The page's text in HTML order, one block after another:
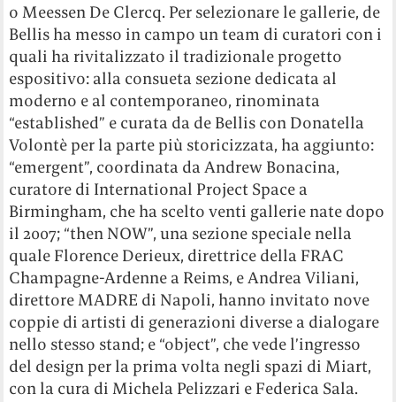
o Meessen De Clercq. Per selezionare le gallerie, de
Bellis ha messo in campo un team di curatori con i
quali ha rivitalizzato il tradizionale progetto
espositivo: alla consueta sezione dedicata al
moderno e al contemporaneo, rinominata
“established” e curata da de Bellis con Donatella
Volontè per la parte più storicizzata, ha aggiunto:
“emergent”, coordinata da Andrew Bonacina,
curatore di International Project Space a
Birmingham, che ha scelto venti gallerie nate dopo
il 2007; “then NOW”, una sezione speciale nella
quale Florence Derieux, direttrice della FRAC
Champagne-Ardenne a Reims, e Andrea Viliani,
direttore MADRE di Napoli, hanno invitato nove
coppie di artisti di generazioni diverse a dialogare
nello stesso stand; e “object”, che vede l’ingresso
del design per la prima volta negli spazi di Miart,
con la cura di Michela Pelizzari e Federica Sala.